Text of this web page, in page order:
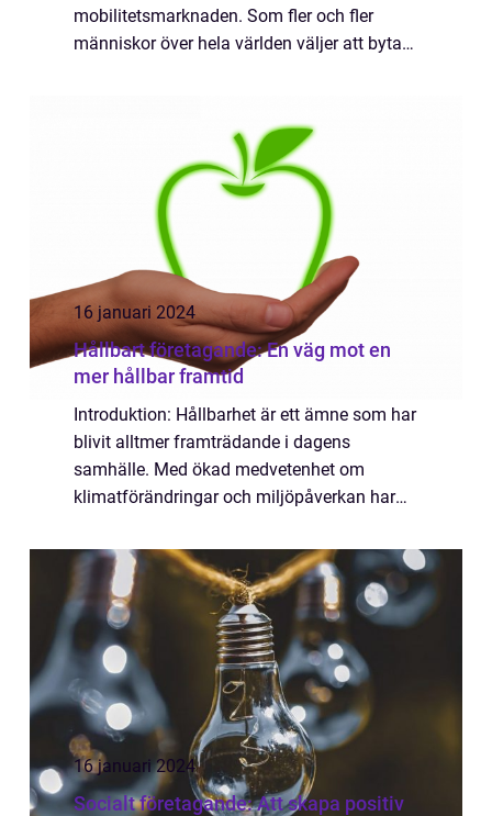
mobilitetsmarknaden. Som fler och fler
människor över hela världen väljer att byta
16 januari 2024
Hållbart företagande: En väg mot en
mer hållbar framtid
Introduktion: Hållbarhet är ett ämne som har
blivit alltmer framträdande i dagens
samhälle. Med ökad medvetenhet om
klimatförändringar och miljöpåverkan har
bedriva verksamhet på ett sätt som är mer
hållbart fö...
16 januari 2024
Socialt företagande: Att skapa positiv